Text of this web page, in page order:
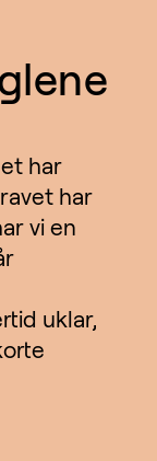
har
har
vi en
uklar,